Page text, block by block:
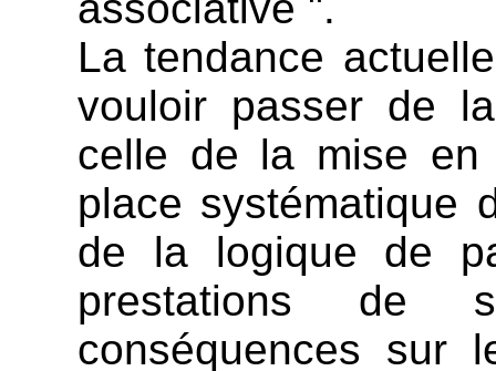
La tendance
vouloir passer de
celle de la mise en
place systématique
de la logique de
prestations de
conséquences sur